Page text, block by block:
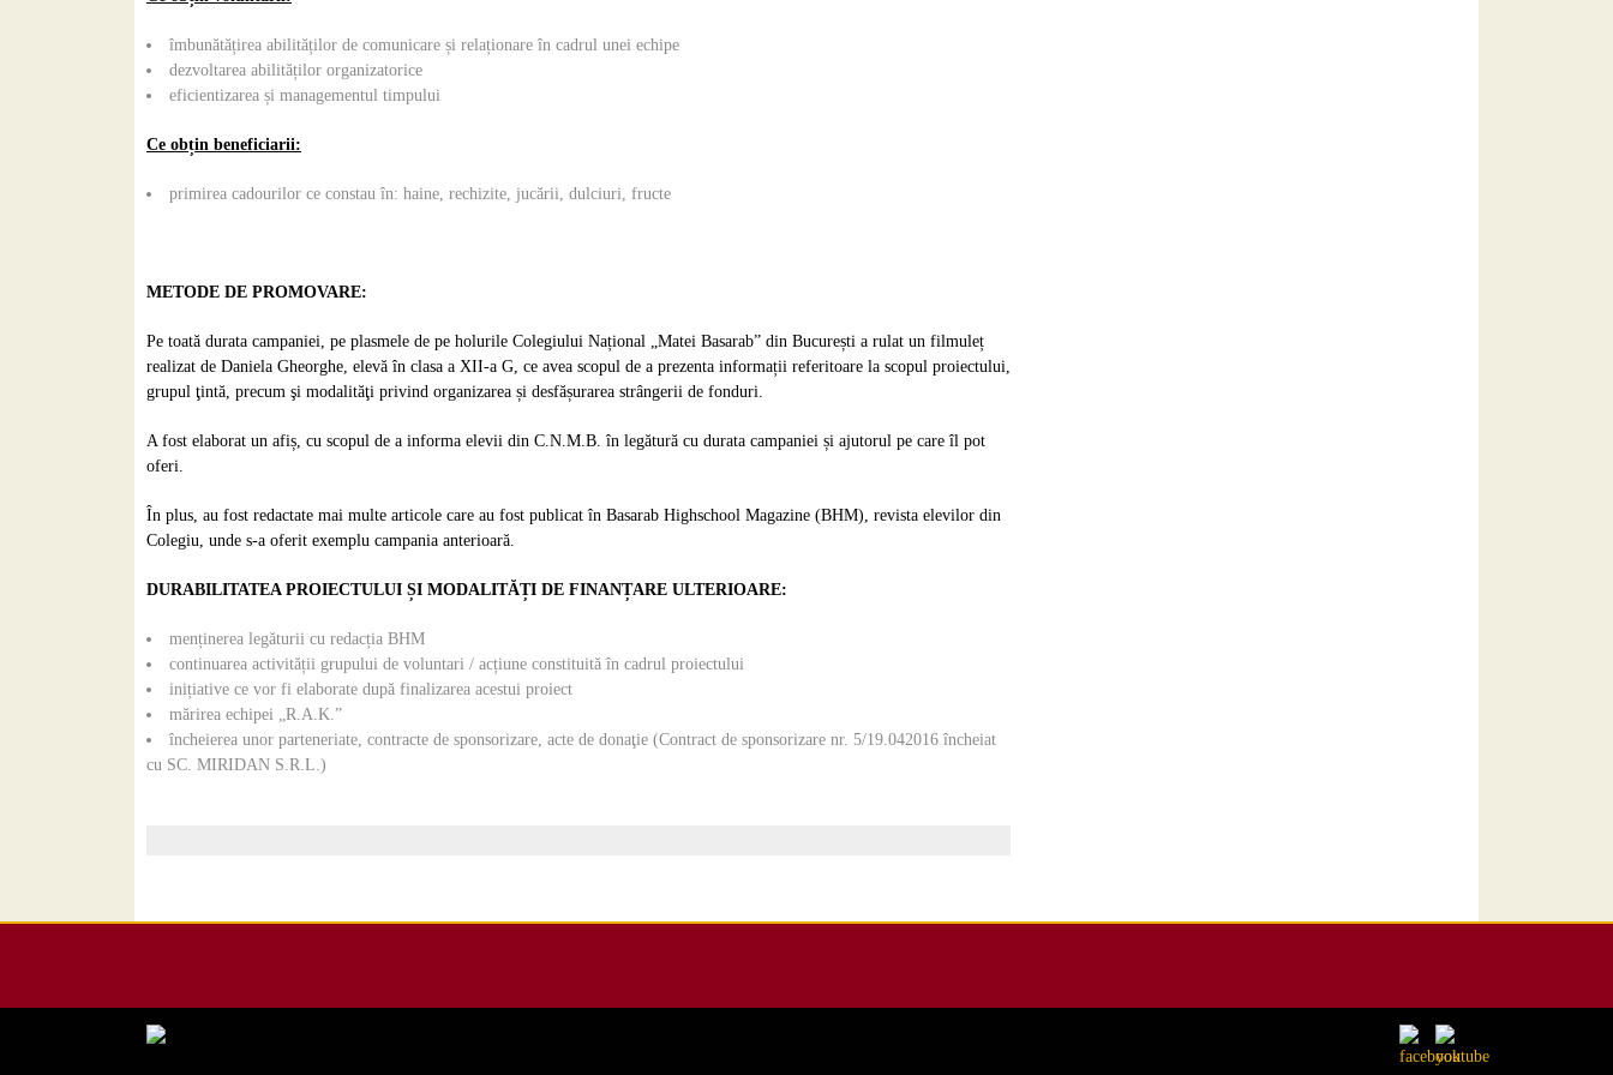
îmbunătățirea abilităților de comunicare și relaționare în cadrul unei echipe
dezvoltarea abilităților organizatorice
eficientizarea și managementul timpului
Ce obțin beneficiarii:
primirea cadourilor ce constau în: haine, rechizite, jucării, dulciuri, fructe
METODE DE PROMOVARE:
Pe toată durata campaniei, pe plasmele de pe holurile Colegiului Național „Matei Basarab” din București a rulat un filmuleț
realizat de Daniela Gheorghe, elevă în clasa a XII-a G, ce avea scopul de a prezenta informații referitoare la scopul proiectului,
grupul ţintă, precum şi modalităţi privind organizarea și desfășurarea strângerii de fonduri.
A fost elaborat un afiș, cu scopul de a informa elevii din C.N.M.B. în legătură cu durata campaniei și ajutorul pe care îl pot
oferi.
În plus, au fost redactate mai multe articole care au fost publicat în Basarab Highschool Magazine (BHM), revista elevilor din
Colegiu, unde s-a oferit exemplu campania anterioară.
DURABILITATEA PROIECTULUI ȘI MODALITĂȚI DE FINANȚARE ULTERIOARE:
menținerea legăturii cu redacția BHM
continuarea activității grupului de voluntari / acțiune constituită în cadrul proiectului
inițiative ce vor fi elaborate după finalizarea acestui proiect
mărirea echipei „R.A.K.”
încheierea unor parteneriate, contracte de sponsorizare, acte de donaţie (Contract de sponsorizare nr. 5/19.042016 încheiat
cu SC. MIRIDAN S.R.L.)